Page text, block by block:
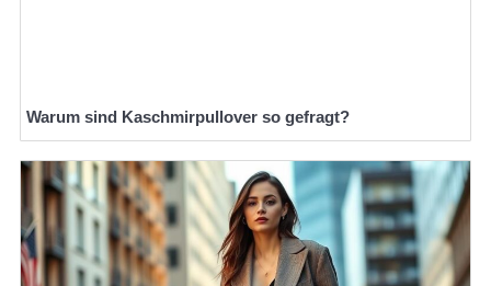
Warum sind Kaschmirpullover so gefragt?